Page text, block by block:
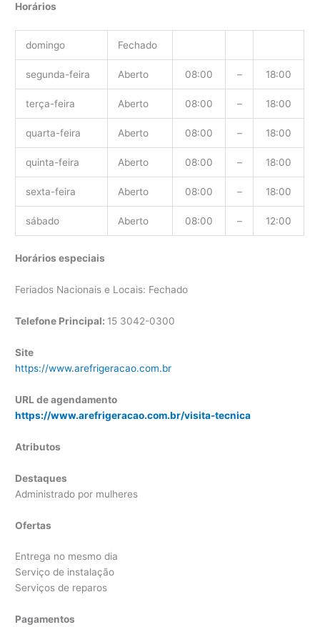
Horários
domingo Fechado
segunda-feira Aberto 08:00 – 18:00
terça-feira Aberto 08:00 – 18:00
quarta-feira Aberto 08:00 – 18:00
quinta-feira Aberto 08:00 – 18:00
sexta-feira Aberto 08:00 – 18:00
sábado Aberto 08:00 – 12:00
Horários especiais
Feriados Nacionais e Locais: Fechado
Telefone Principal: 15 3042-0300
Site
https://www.arefrigeracao.com.br
URL de agendamento
https://www.arefrigeracao.com.br/visita-tecnica
Atributos
Destaques
Administrado por mulheres
Ofertas
Entrega no mesmo dia
Serviço de instalação
Serviços de reparos
Pagamentos